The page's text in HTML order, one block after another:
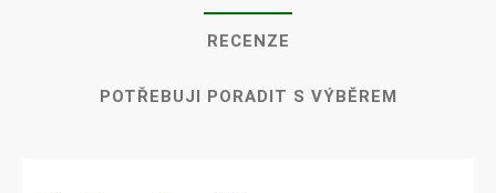
RECENZE
POTŘEBUJI PORADIT S VÝBĚREM